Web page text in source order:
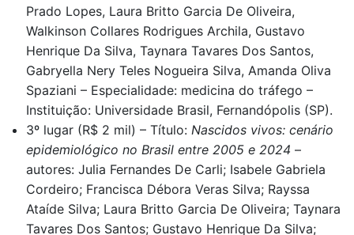
Prado Lopes, Laura Britto Garcia De Oliveira,
Walkinson Collares Rodrigues Archila, Gustavo
Henrique Da Silva, Taynara Tavares Dos Santos,
Gabryella Nery Teles Nogueira Silva, Amanda Oliva
Spaziani – Especialidade: medicina do tráfego –
Instituição: Universidade Brasil, Fernandópolis (SP).
3º lugar (R$ 2 mil) – Título: Nascidos vivos: cenário
epidemiológico no Brasil entre 2005 e 2024 –
autores: Julia Fernandes De Carli; Isabele Gabriela
Cordeiro; Francisca Débora Veras Silva; Rayssa
Ataíde Silva; Laura Britto Garcia De Oliveira; Taynara
Tavares Dos Santos; Gustavo Henrique Da Silva;